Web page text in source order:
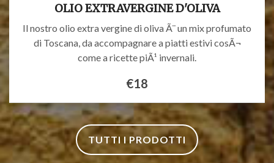
OLIO EXTRAVERGINE D'OLIVA
Il nostro olio extra vergine di oliva Ã¨ un mix profumato
di Toscana, da accompagnare a piatti estivi cosÃ¬
come a ricette piÃ¹ invernali.
€18
TUTTI I PRODOTTI